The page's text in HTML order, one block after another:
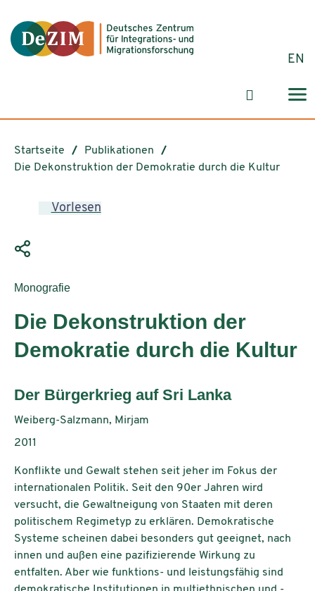
EN
Startseite
Publikationen
Die Dekonstruktion der Demokratie durch die Kultur
Vorlesen
Publikationstyp:
Monografie
Die Dekonstruktion der
Demokratie durch die Kultur
Untertitel:
Der Bürgerkrieg auf Sri Lanka
AutorInnen:
Weiberg-Salzmann, Mirjam
Publikationsjahr:
2011
Konflikte und Gewalt stehen seit jeher im Fokus der
internationalen Politik. Seit den 90er Jahren wird
versucht, die Gewaltneigung von Staaten mit deren
politischem Regimetyp zu erklären. Demokratische
Systeme scheinen dabei besonders gut geeignet, nach
innen und außen eine pazifizierende Wirkung zu
entfalten. Aber wie funktions- und leistungsfähig sind